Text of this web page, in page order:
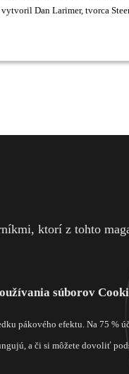
Dan Larimer, tvorca
ktorí z tohto
súborov
pákového efektu. Na 75
a či si môžete dovoliť